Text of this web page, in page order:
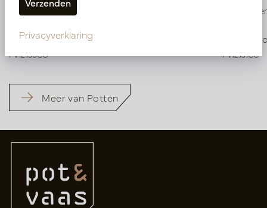
Pot Krater Champagne Goud D41 H33
Op voorraad
PV12.150CG
Pot
Op
PV12.151CG
Meer van Potten
Privacyverklaring